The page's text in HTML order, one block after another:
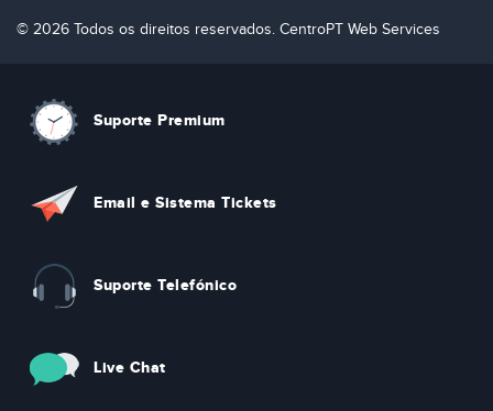
© 2026 Todos os direitos reservados. CentroPT Web Services
Suporte Premium
Email e Sistema Tickets
Suporte Telefónico
Live Chat